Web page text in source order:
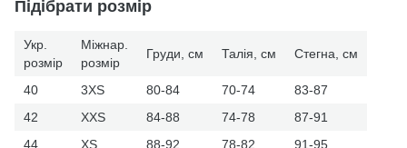
Підібрати розмір
Укр.
розмір
Міжнар.
розмір
Груди, см Талія, см Стегна, см
40 3XS 80-84 70-74
83-87
42
XXS 84-88 74-78
87-91
44
XS 88-92 78-82
91-95